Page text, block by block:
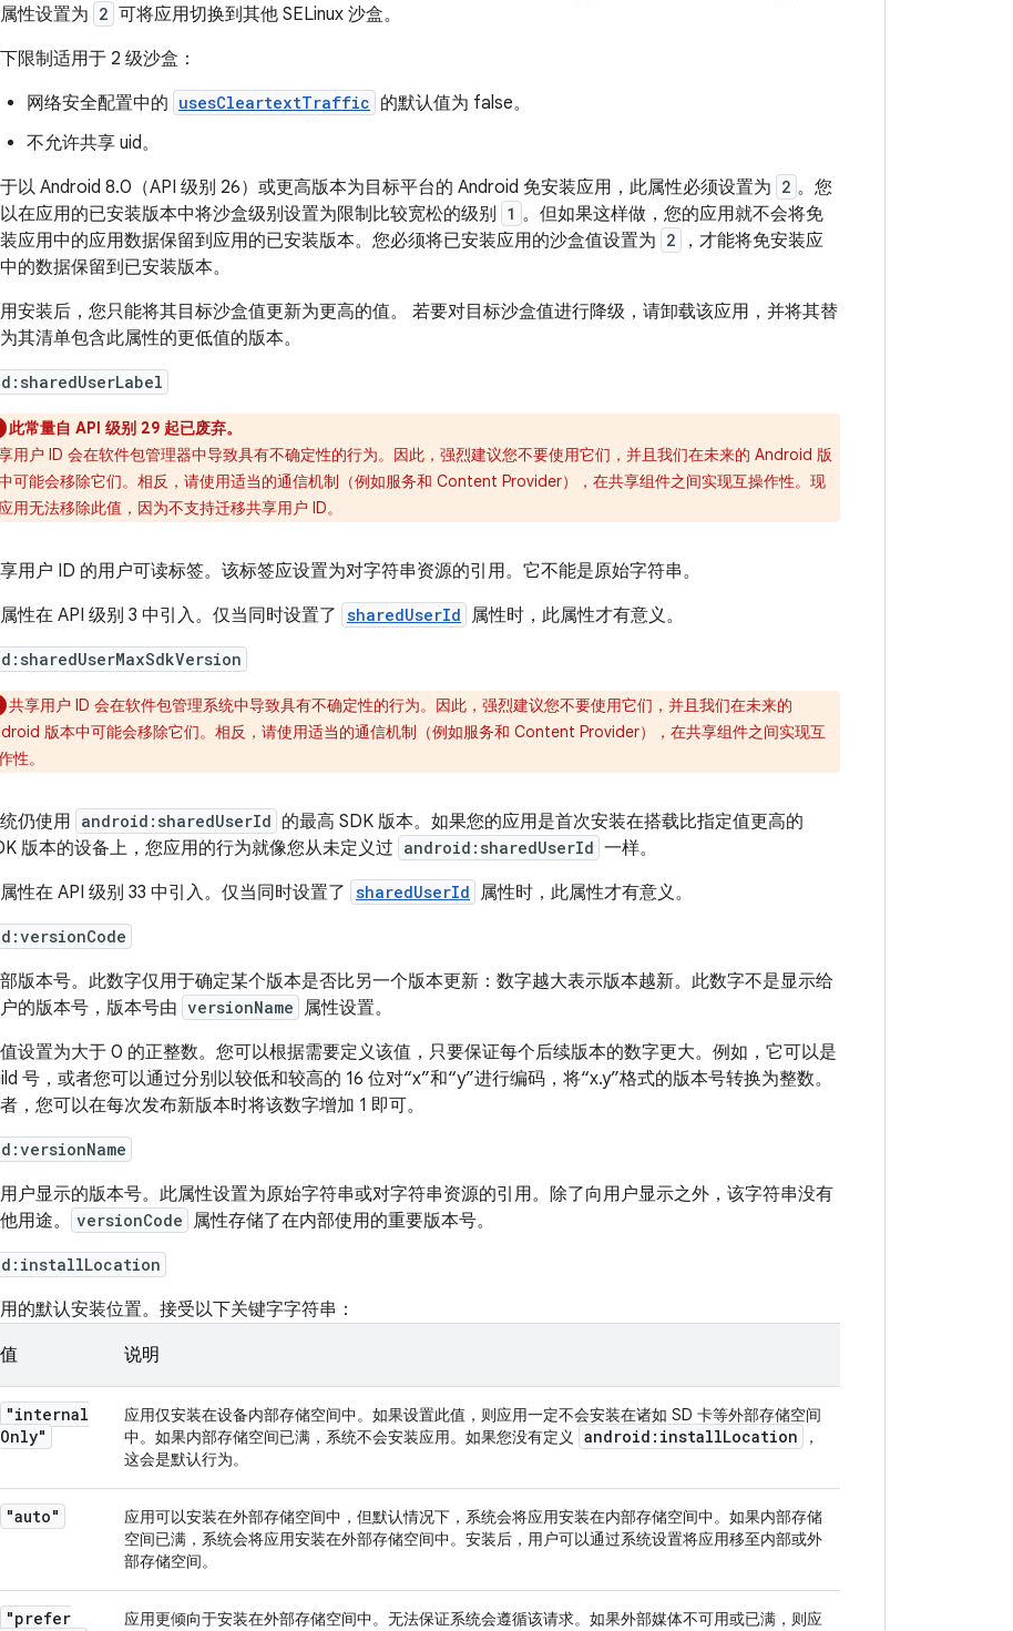
性设置为 2 可将应用切换到其他 SELinux 沙盒。
限制适用于 2 级沙盒：
网络安全配置中的 usesCleartextTraffic 的默认值为 false。
不允许共享 uid。
以 Android 8.0（API 级别 26）或更高版本为目标平台的 Android 免安装应用，此属性必须设置为 2 。您
在应用的已安装版本中将沙盒级别设置为限制比较宽松的级别
1 。但如果这样做，您的应用就不会将免
应用中的应用数据保留到应用的已安装版本。您必须将已安装应用的沙盒值设置为 2
，才能将免安装应
的数据保留到已安装版本。
安装后，您只能将其目标沙盒值更新为更高的值。 若要对目标沙盒值进行降级，请卸载该应用，并将其替
其清单包含此属性的更低值的版本。
此常量自 API 级别 29 起已废弃。
用户 ID 会在软件包管理器中导致具有不确定性的行为。因此，强烈建议您不要使用它们，并且我们在未来的 Android 版
可能会移除它们。相反，请使用适当的通信机制（例如服务和 Content Provider），在共享组件之间实现互操作性。现
用无法移除此值，因为不支持迁移共享用户 ID。
用户 ID 的用户可读标签。该标签应设置为对字符串资源的引用。它不能是原始字符串。
性在 API 级别 3 中引入。仅当同时设置了 sharedUserId 属性时，此属性才有意义。
共享用户 ID 会在软件包管理系统中导致具有不确定性的行为。因此，强烈建议您不要使用它们，并且我们在未来的
版本中可能会移除它们。相反，请使用适当的通信机制（例如服务和 Content Provider），在共享组件之间实现互
性。
仍使用 android:sharedUserId 的最高 SDK 版本。如果您的应用是首次安装在搭载比指定值更高的
版本的设备上，您应用的行为就像您从未定义过 android:sharedUserId 一样。
性在 API 级别 33 中引入。仅当同时设置了 sharedUserId 属性时，此属性才有意义。
版本号。此数字仅用于确定某个版本是否比另一个版本更新：数字越大表示版本越新。此数字不是显示给
的版本号，版本号由 versionName 属性设置。
设置为大于 0 的正整数。您可以根据需要定义该值，只要保证每个后续版本的数字更大。例如，它可以是
号，或者您可以通过分别以较低和较高的 16 位对“x”和“y”进行编码，将“x.y”格式的版本号转换为整数。
，您可以在每次发布新版本时将该数字增加 1 即可。
户显示的版本号。此属性设置为原始字符串或对字符串资源的引用。除了向用户显示之外，该字符串没有
用途。
versionCode 属性存储了在内部使用的重要版本号。
的默认安装位置。接受以下关键字字符串：
值 说明
"internal
Only"
应用仅安装在设备内部存储空间中。如果设置此值，则应用一定不会安装在诸如 SD 卡等外部存储空间
中。如果内部存储空间已满，系统不会安装应用。如果您没有定义
android:installLocation
，
这会是默认行为。
"auto"
应用可以安装在外部存储空间中，但默认情况下，系统会将应用安装在内部存储空间中。如果内部存储
空间已满，系统会将应用安装在外部存储空间中。安装后，用户可以通过系统设置将应用移至内部或外
部存储空间。
"prefer
应用更倾向于安装在外部存储空间中。无法保证系统会遵循该请求。如果外部媒体不可用或已满，则应